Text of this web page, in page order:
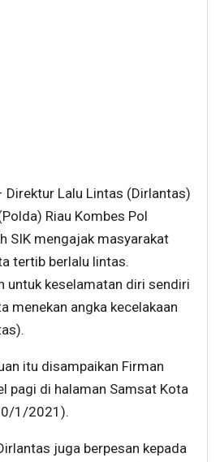
Direktur Lalu Lintas (Dirlantas)
Riau Kombes Pol
SIK mengajak masyarakat
tertib berlalu lintas.
untuk keselamatan diri sendiri
menekan angka kecelakaan
itu disampaikan Firman
pagi di halaman Samsat Kota
1/2021).
juga berpesan kepada